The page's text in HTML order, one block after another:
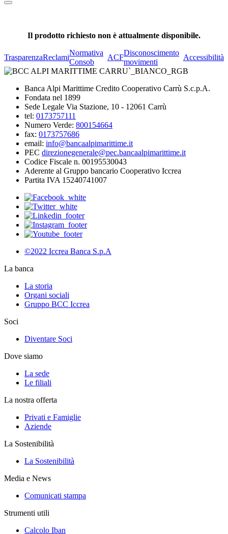
Il prodotto richiesto non è attualmente disponibile.
TrasparenzaReclami
Normativa
Consob
ACF
Disconoscimento
movimenti
Accessibilità
Banca Alpi Marittime Credito Cooperativo Carrù S.c.p.A.
Fondata nel 1899
Sede Legale Via Stazione, 10 - 12061 Carrù
tel: 0173757111
Numero Verde: 800154664
fax: 0173757686
email: info@bancaalpimarittime.it
PEC direzionegenerale@pec.bancaalpimarittime.it
Codice Fiscale n. 00195530043
Aderente al Gruppo bancario Cooperativo Iccrea
Partita IVA 15240741007
©2022 Iccrea Banca S.p.A
La banca
La storia
Organi sociali
Gruppo BCC Iccrea
Soci
Diventare Soci
Dove siamo
La sede
Le filiali
La nostra offerta
Privati e Famiglie
Aziende
La Sostenibilità
La Sostenibilità
Media e News
Comunicati stampa
Strumenti utili
Calcolo Iban